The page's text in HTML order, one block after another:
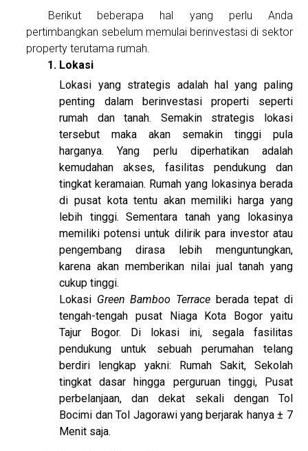
Berikut beberapa hal yang perlu Anda
pertimbangkan sebelum memulai berinvestasi di sektor
property terutama rumah.
Lokasi
Lokasi yang strategis adalah hal yang paling
penting dalam berinvestasi properti seperti
rumah dan tanah. Semakin strategis lokasi
tersebut maka akan semakin tinggi pula
harganya. Yang perlu diperhatikan adalah
kemudahan akses, fasilitas pendukung dan
tingkat keramaian. Rumah yang lokasinya berada
di pusat kota tentu akan memiliki harga yang
lebih tinggi. Sementara tanah yang lokasinya
memiliki potensi untuk dilirik para investor atau
pengembang dirasa lebih menguntungkan,
karena akan memberikan nilai jual tanah yang
cukup tinggi.
Lokasi Green Bamboo Terrace berada tepat di
tengah-tengah pusat Niaga Kota Bogor yaitu
Tajur Bogor. Di lokasi ini, segala fasilitas
pendukung untuk sebuah perumahan telang
berdiri lengkap yakni: Rumah Sakit, Sekolah
tingkat dasar hingga perguruan tinggi, Pusat
perbelanjaan, dan dekat sekali dengan Tol
Bocimi dan Tol Jagorawi yang berjarak hanya ± 7
Menit saja.